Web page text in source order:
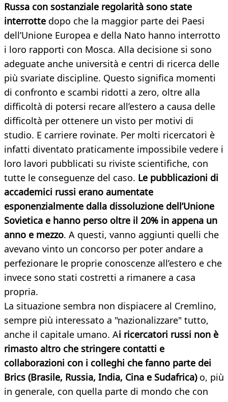
Russa con sostanziale regolarità sono state
interrotte dopo che la maggior parte dei Paesi
dell’Unione Europea e della Nato hanno interrotto
i loro rapporti con Mosca. Alla decisione si sono
adeguate anche università e centri di ricerca delle
più svariate discipline. Questo significa momenti
di confronto e scambi ridotti a zero, oltre alla
difficoltà di potersi recare all’estero a causa delle
difficoltà per ottenere un visto per motivi di
studio. E carriere rovinate. Per molti ricercatori è
infatti diventato praticamente impossibile vedere i
loro lavori pubblicati su riviste scientifiche, con
tutte le conseguenze del caso. Le pubblicazioni di
accademici russi erano aumentate
esponenzialmente dalla dissoluzione dell’Unione
Sovietica e hanno perso oltre il 20% in appena un
anno e mezzo. A questi, vanno aggiunti quelli che
avevano vinto un concorso per poter andare a
perfezionare le proprie conoscenze all’estero e che
invece sono stati costretti a rimanere a casa
propria.
La situazione sembra non dispiacere al Cremlino,
sempre più interessato a "nazionalizzare" tutto,
anche il capitale umano. Ai ricercatori russi non è
rimasto altro che stringere contatti e
collaborazioni con i colleghi che fanno parte dei
Brics (Brasile, Russia, India, Cina e Sudafrica)o, più
in generale, con quella parte di mondo che con